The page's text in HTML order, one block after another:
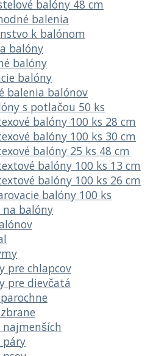
balóny 48 cm
balenia
k balónom
balóny
balóny
balóny
balenia balónov
s potlačou 50 ks
balóny 100 ks 28 cm
balóny 100 ks 30 cm
balóny 25 ks 48 cm
balóny 100 ks 13 cm
balóny 100 ks 26 cm
balóny 100 ks
na balóny
pre chlapcov
pre dievčatá
páry